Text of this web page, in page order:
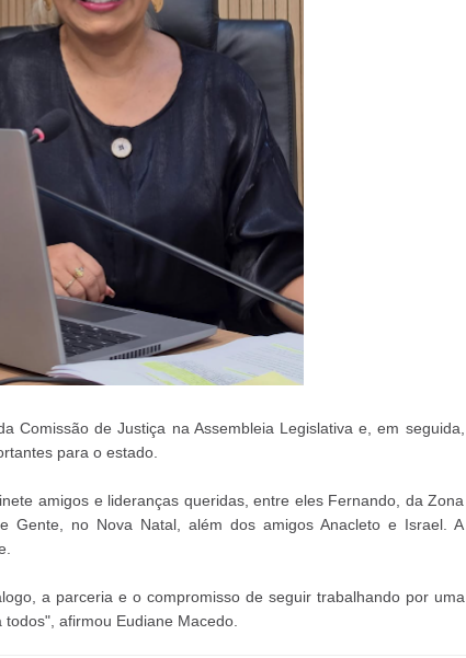
Comissão de Justiça na Assembleia Legislativa e, em seguida,
para o estado.
amigos e lideranças queridas, entre eles Fernando, da Zona
Gente, no Nova Natal, além dos amigos Anacleto e Israel. A
a parceria e o compromisso de seguir trabalhando por uma
afirmou Eudiane Macedo.